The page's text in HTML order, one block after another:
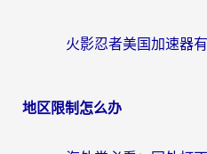
地区限制怎么办